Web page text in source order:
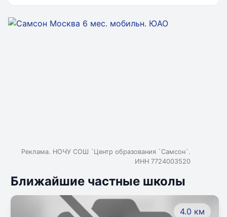
Реклама. НОЧУ СОШ `Центр образования `Самсон`.
ИНН 7724003520
Ближайшие частные школы
4.0 км